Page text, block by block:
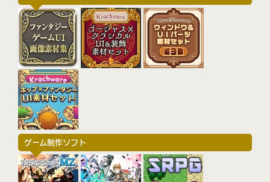
ゲーム制作ソフト